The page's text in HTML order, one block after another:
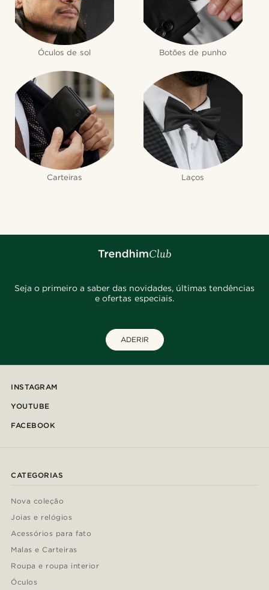
Óculos de sol Botões de punho
Carteiras Laços
Seja o primeiro a saber das novidades, últimas tendências
e ofertas especiais.
ADERIR
INSTAGRAM
YOUTUBE
FACEBOOK
CATEGORIAS
Nova coleção
Joias e relógios
Acessórios para fato
Malas e Carteiras
Roupa e roupa interior
Óculos